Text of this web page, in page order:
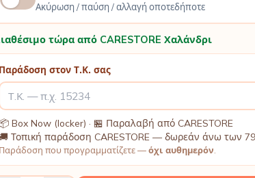
Ακύρωση / παύση / αλλαγή οποτεδήποτε
τώρα από CARESTORE Χαλάνδρι
Παράδοση στον Τ.Κ. σας
Box Now (locker) · 🏪 Παραλαβή από CARESTORE
Τοπική παράδοση CARESTORE — δωρεάν άνω των
Παράδοση που προγραμματίζετε —όχι αυθημερόν.